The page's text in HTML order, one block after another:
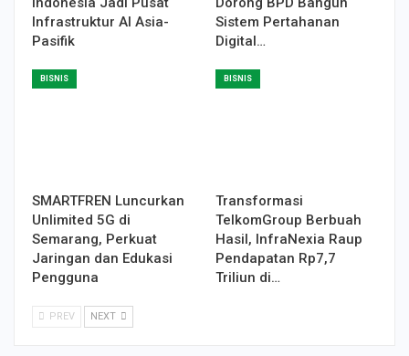
Infrastruktur AI Asia-
Pasifik
Sistem Pertahanan
Digital…
BISNIS
SMARTFREN Luncurkan
Unlimited 5G di
Semarang, Perkuat
Jaringan dan Edukasi
Pengguna
BISNIS
Transformasi
TelkomGroup Berbuah
Hasil, InfraNexia Raup
Pendapatan Rp7,7
Triliun di…
PREV NEXT